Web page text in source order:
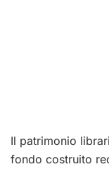
Il patrimonio
fondo costruito